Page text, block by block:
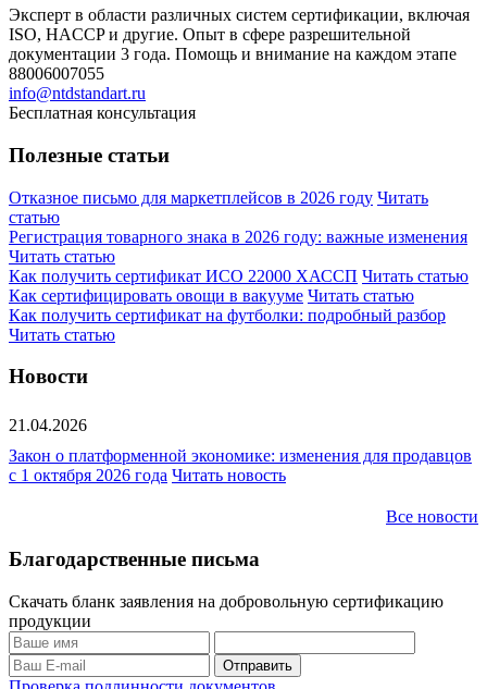
Эксперт в области различных систем сертификации, включая
ISO, HACCP и другие. Опыт в сфере разрешительной
документации 3 года. Помощь и внимание на каждом этапе
88006007055
info@ntdstandart.ru
Бесплатная консультация
Полезные статьи
Отказное письмо для маркетплейсов в 2026 году Читать
статью
Регистрация товарного знака в 2026 году: важные изменения
Читать статью
Как получить сертификат ИСО 22000 ХАССП Читать статью
Как сертифицировать овощи в вакууме Читать статью
Как получить сертификат на футболки: подробный разбор
Читать статью
Новости
21.04.2026
Закон о платформенной экономике: изменения для продавцов
с 1 октября 2026 года Читать новость
Все новости
Благодарственные письма
Скачать бланк заявления на добровольную сертификацию
продукции